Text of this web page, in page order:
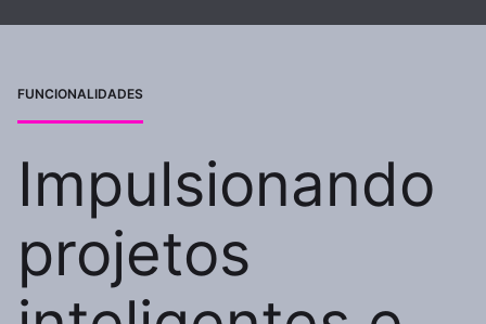
FUNCIONALIDADES
Impulsionando
projetos